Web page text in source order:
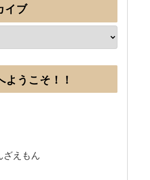
イブ
ようこそ！！
ざえもん